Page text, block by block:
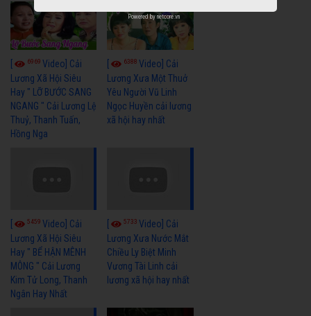
6969 Video] Cải
Lương Xã Hội Siêu
Hay " LỠ BƯỚC SANG
NGANG " Cải Lương Lệ
Thuỷ, Thanh Tuấn,
Hồng Nga
6388Video] Cải
Lương Xưa Một Thuở
Yêu Người Vũ Linh
Ngọc Huyền cải lương
xã hội hay nhất
5459 Video] Cải
Lương Xã Hội Siêu
Hay " BỂ HẬN MÊNH
MÔNG " Cải Lương
Kim Tử Long, Thanh
Ngân Hay Nhất
5733Video] Cải
Lương Xưa Nước Mắt
Chiều Ly Biệt Minh
Vương Tài Linh cải
lương xã hội hay nhất
Powered by netcore.vn